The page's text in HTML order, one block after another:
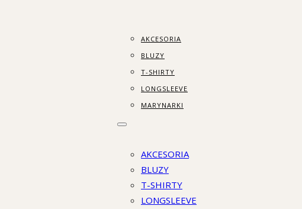
AKCESORIA
BLUZY
T-SHIRTY
LONGSLEEVE
MARYNARKI
AKCESORIA
BLUZY
T-SHIRTY
LONGSLEEVE